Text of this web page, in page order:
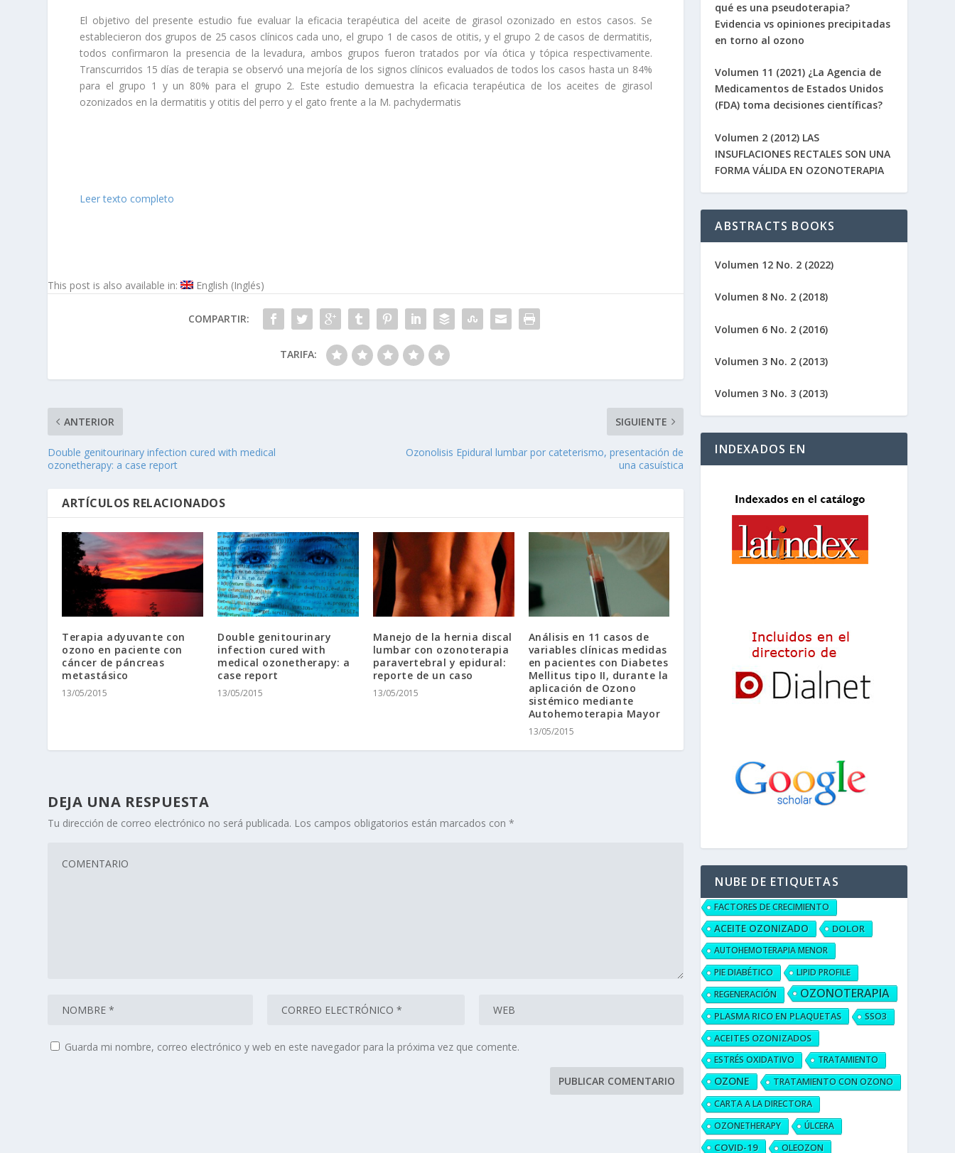
El objetivo del presente estudio fue evaluar la eficacia terapéutica del aceite de girasol ozonizado en estos casos. Se
establecieron dos grupos de 25 casos clínicos cada uno, el grupo 1 de casos de otitis, y el grupo 2 de casos de dermatitis,
todos confirmaron la presencia de la levadura, ambos grupos fueron tratados por vía ótica y tópica respectivamente.
Transcurridos 15 días de terapia se observó una mejoría de los signos clínicos evaluados de todos los casos hasta un 84%
para el grupo 1 y un 80% para el grupo 2. Este estudio demuestra la eficacia terapéutica de los aceites de girasol
ozonizados en la dermatitis y otitis del perro y el gato frente a la M. pachydermatis
Leer texto completo
This post is also available in: English (Inglés)
COMPARTIR:
TARIFA:
ANTERIOR
Double genitourinary infection cured with medical
ozonetherapy: a case report
SIGUIENTE
Ozonolisis Epidural lumbar por cateterismo, presentación de
una casuística
ARTÍCULOS RELACIONADOS
Terapia adyuvante con
ozono en paciente con
cáncer de páncreas
metastásico
13/05/2015
Double genitourinary
infection cured with
medical ozonetherapy: a
case report
13/05/2015
Manejo de la hernia discal
lumbar con ozonoterapia
paravertebral y epidural:
reporte de un caso
13/05/2015
Análisis en 11 casos de
variables clínicas medidas
en pacientes con Diabetes
Mellitus tipo II, durante la
aplicación de Ozono
sistémico mediante
Autohemoterapia Mayor
13/05/2015
DEJA UNA RESPUESTA
Tu dirección de correo electrónico no será publicada. Los campos obligatorios están marcados con*
Guarda mi nombre, correo electrónico y web en este navegador para la próxima vez que comente.
qué es una pseudoterapia?
Evidencia vs opiniones precipitadas
en torno al ozono
Volumen 11 (2021) ¿La Agencia de
Medicamentos de Estados Unidos
(FDA) toma decisiones científicas?
Volumen 2 (2012) LAS
INSUFLACIONES RECTALES SON UNA
FORMA VÁLIDA EN OZONOTERAPIA
ABSTRACTS BOOKS
Volumen 12 No. 2 (2022)
Volumen 8 No. 2 (2018)
Volumen 6 No. 2 (2016)
Volumen 3 No. 2 (2013)
Volumen 3 No. 3 (2013)
INDEXADOS EN
NUBE DE ETIQUETAS
FACTORES DE CRECIMIENTO
ACEITE OZONIZADO DOLOR
AUTOHEMOTERAPIA MENOR
PIE DIABÉTICO
LIPID PROFILE
REGENERACIÓN
OZONOTERAPIA
PLASMA RICO EN PLAQUETAS SSO3
ACEITES OZONIZADOS
ESTRÉS OXIDATIVO TRATAMIENTO
OZONE
TRATAMIENTO CON OZONO
CARTA A LA DIRECTORA
OZONETHERAPY
ÚLCERA
COVID-19 OLEOZON